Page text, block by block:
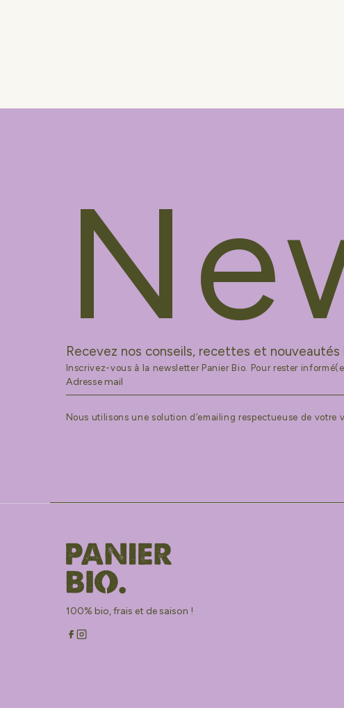
Recevez nos conseils, recettes et nouveautés
Inscrivez-vous à la newsletter Panier Bio. Pour rester
Nous utilisons une solution d’emailing respectueuse de votre
100% bio, frais et de saison !